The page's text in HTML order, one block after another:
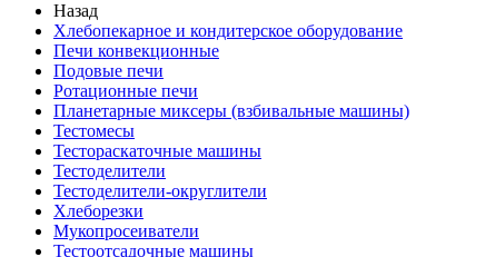
Назад
Хлебопекарное и кондитерское оборудование
Печи конвекционные
Подовые печи
Ротационные печи
Планетарные миксеры (взбивальные машины)
Тестомесы
Тестораскаточные машины
Тестоделители
Тестоделители-округлители
Хлеборезки
Мукопросеиватели
Тестоотсадочные машины